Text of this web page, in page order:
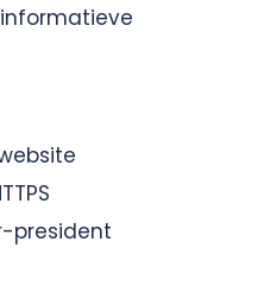
president